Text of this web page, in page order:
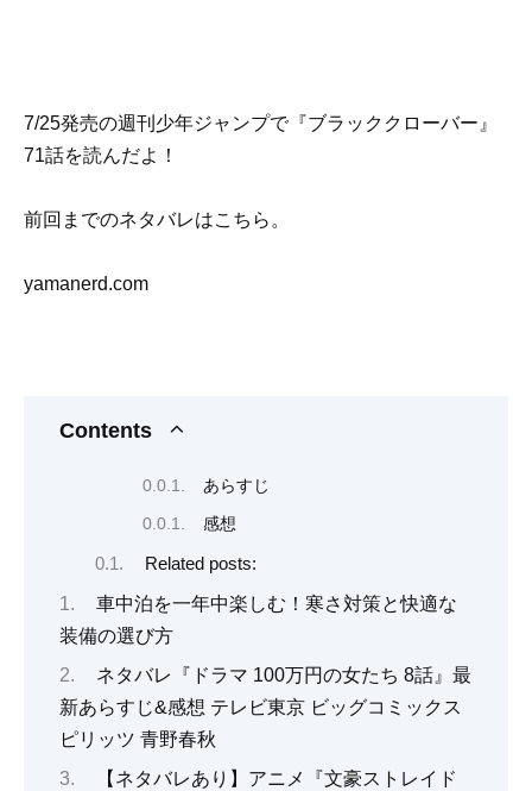
7/25発売の週刊少年ジャンプで『ブラッククローバー』
71話を読んだよ！
前回までのネタバレはこちら。
yamanerd.com
Contents
あらすじ
感想
Related posts:
車中泊を一年中楽しむ！寒さ対策と快適な
装備の選び方
ネタバレ『ドラマ 100万円の女たち 8話』最
新あらすじ&感想 テレビ東京 ビッグコミックス
ピリッツ 青野春秋
【ネタバレあり】アニメ『文豪ストレイド